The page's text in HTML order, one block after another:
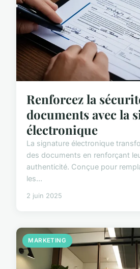
Renforcez la
documents avec la
électronique
La signature électronique
des documents en renforçant
authenticité. Conçue pour
les...
2 juin 2025
MARKETING